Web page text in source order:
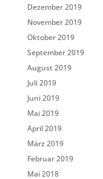
Dezember 2019
November 2019
Oktober 2019
September 2019
August 2019
Juli 2019
Juni 2019
Mai 2019
April 2019
März 2019
Februar 2019
Mai 2018